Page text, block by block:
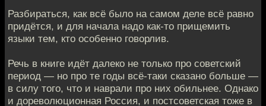
Разбираться, как всё было на самом деле всё равно
придётся, и для начала надо как-то прищемить
языки тем, кто особенно говорлив.
Речь в книге идёт далеко не только про советский
период — но про те годы всё-таки сказано больше —
в силу того, что и наврали про них обильнее. Однако
и дореволюционная Россия, и постсоветская тоже в